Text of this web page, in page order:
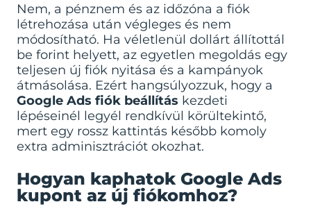
Nem, a pénznem és az időzóna a fiók
létrehozása után végleges és nem
módosítható. Ha véletlenül dollárt állítottál
be forint helyett, az egyetlen megoldás egy
teljesen új fiók nyitása és a kampányok
átmásolása. Ezért hangsúlyozzuk, hogy a
Google Ads fiók beállítás kezdeti
lépéseinél legyél rendkívül körültekintő,
mert egy rossz kattintás később komoly
extra adminisztrációt okozhat.
Hogyan kaphatok Google Ads
kupont az új fiókomhoz?